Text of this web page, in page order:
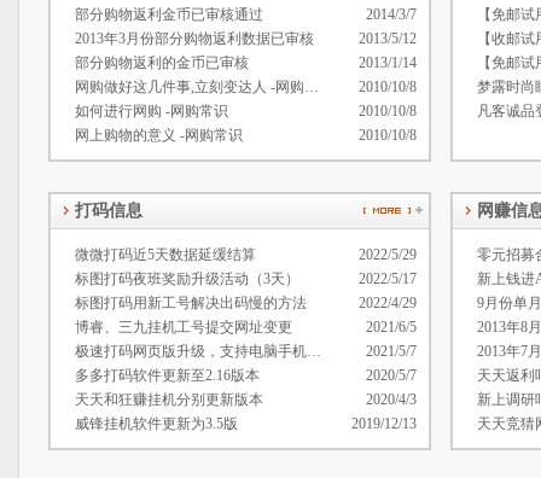
部分购物返利金币已审核通过
2014/3/7
2013年3月份部分购物返利数据已审核
2013/5/12
部分购物返利的金币已审核
2013/1/14
网购做好这几件事,立刻变达人 -网购经验
2010/10/8
如何进行网购 -网购常识
2010/10/8
网上购物的意义 -网购常识
2010/10/8
【免邮
【收邮
【免邮
梦露时尚
凡客诚品
打码信息
微微打码近5天数据延缓结算
2022/5/29
标图打码夜班奖励升级活动（3天）
2022/5/17
标图打码用新工号解决出码慢的方法
2022/4/29
博睿、三九挂机工号提交网址变更
2021/6/5
极速打码网页版升级，支持电脑手机平板
2021/5/7
多多打码软件更新至2.16版本
2020/5/7
天天和狂赚挂机分别更新版本
2020/4/3
威锋挂机软件更新为3.5版
2019/12/13
网赚信
新上钱进
9月份单
2013年8
2013年7
天天返利
新上调研
天天竞猜